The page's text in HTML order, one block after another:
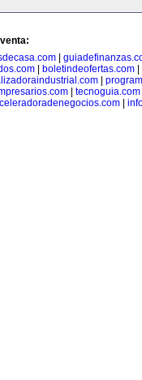
|
boletindeofertas.com
tecnoguia.com